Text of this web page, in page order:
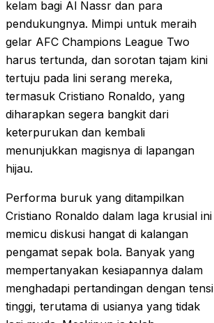
kelam bagi Al Nassr dan para
pendukungnya. Mimpi untuk meraih
gelar AFC Champions League Two
harus tertunda, dan sorotan tajam kini
tertuju pada lini serang mereka,
termasuk Cristiano Ronaldo, yang
diharapkan segera bangkit dari
keterpurukan dan kembali
menunjukkan magisnya di lapangan
hijau.
Performa buruk yang ditampilkan
Cristiano Ronaldo dalam laga krusial ini
memicu diskusi hangat di kalangan
pengamat sepak bola. Banyak yang
mempertanyakan kesiapannya dalam
menghadapi pertandingan dengan tensi
tinggi, terutama di usianya yang tidak